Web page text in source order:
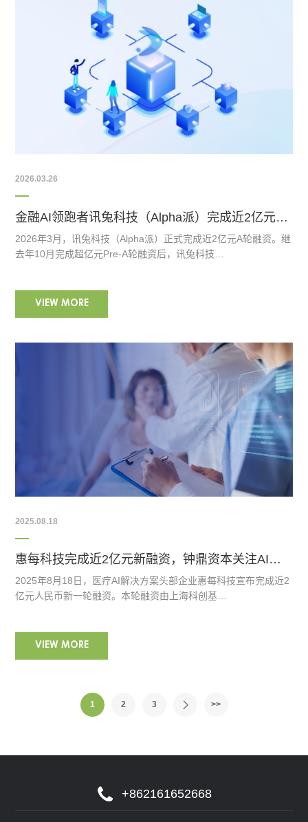
2026.03.26
金融AI领跑者讯兔科技（Alpha派）完成近2亿元A轮融资
2026年3月，讯兔科技（Alpha派）正式完成近2亿元A轮融资。继
去年10月完成超亿元Pre-A轮融资后，讯兔科技…
VIEW MORE
2025.08.18
惠每科技完成近2亿元新融资，钟鼎资本关注AI浪潮下的产业投资机会
2025年8月18日，医疗AI解决方案头部企业惠每科技宣布完成近2
亿元人民币新一轮融资。本轮融资由上海科创基…
VIEW MORE
1 2 3 >>
+862161652668